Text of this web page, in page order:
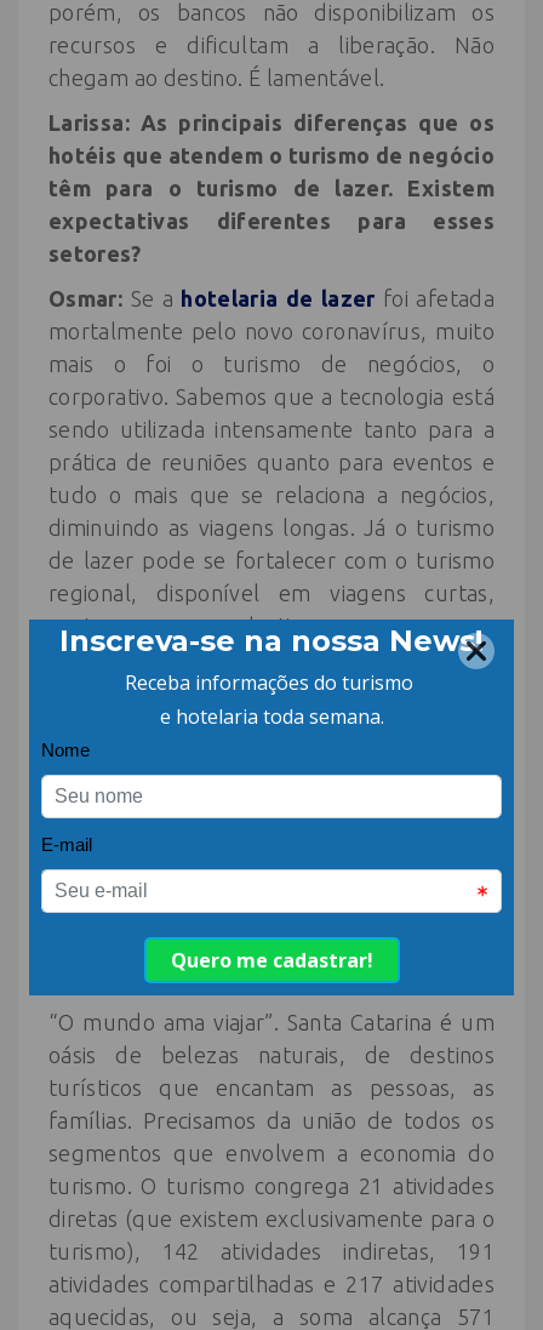
porém, os bancos não disponibilizam os
recursos e dificultam a liberação. Não
chegam ao destino. É lamentável.
Larissa: As principais diferenças que os
hotéis que atendem o turismo de negócio
têm para o turismo de lazer. Existem
expectativas diferentes para esses
setores?
Osmar: Se a hotelaria de lazer foi afetada
mortalmente pelo novo coronavírus, muito
mais o foi o turismo de negócios, o
corporativo. Sabemos que a tecnologia está
sendo utilizada intensamente tanto para a
prática de reuniões quanto para eventos e
tudo o mais que se relaciona a negócios,
diminuindo as viagens longas. Já o turismo
de lazer pode se fortalecer com o turismo
regional, disponível em viagens curtas,
gastos menores e destinos seguros que se
incorporam à natureza.
Larissa: Quais são as suas perspectivas
Estado de Santa Catarina e no Brasil?
“O turismo sumiu, o turista não”. Esta frase
sintetiza bem o que esperamos. Tenho
muita fé e esperança na recuperação do
setor de turismo. Acredito que tudo
passará e que as pessoas voltarão a viajar
“O mundo ama viajar”. Santa Catarina é um
oásis de belezas naturais, de destinos
turísticos que encantam as pessoas, as
famílias. Precisamos da união de todos os
segmentos que envolvem a economia do
turismo. O turismo congrega 21 atividades
diretas (que existem exclusivamente para o
turismo), 142 atividades indiretas, 191
atividades compartilhadas e 217 atividades
aquecidas, ou seja, a soma alcança 571